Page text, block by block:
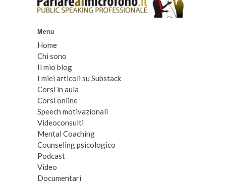
Menu
Home
Chi sono
Il mio blog
I miei articoli su Substack
Corsi in aula
Corsi online
Speech motivazionali
Videoconsulti
Mental Coaching
Counseling psicologico
Podcast
Video
Documentari